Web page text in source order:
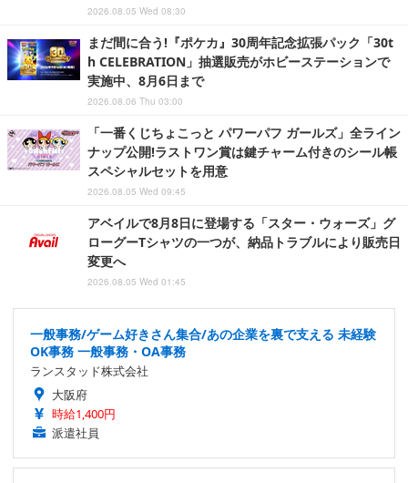
2026.08.05 Wed 08:30
まだ間に合う!『ポケカ』30周年記念拡張パック「30t
h CELEBRATION」抽選販売がホビーステーションで
実施中、8月6日まで
2026.08.06 Thu 03:00
「一番くじちょこっと パワーパフ ガールズ」全ライン
ナップ公開!ラストワン賞は鍵チャーム付きのシール帳
スペシャルセットを用意
2026.08.05 Wed 09:45
アベイルで8月8日に登場する「スター・ウォーズ」グ
ローグーTシャツの一つが、納品トラブルにより販売日
変更へ
2026.08.05 Wed 01:45
一般事務/ゲーム好きさん集合/あの企業を裏で支える 未経験
OK事務 一般事務・OA事務
ランスタッド株式会社
大阪府
時給1,400円
派遣社員